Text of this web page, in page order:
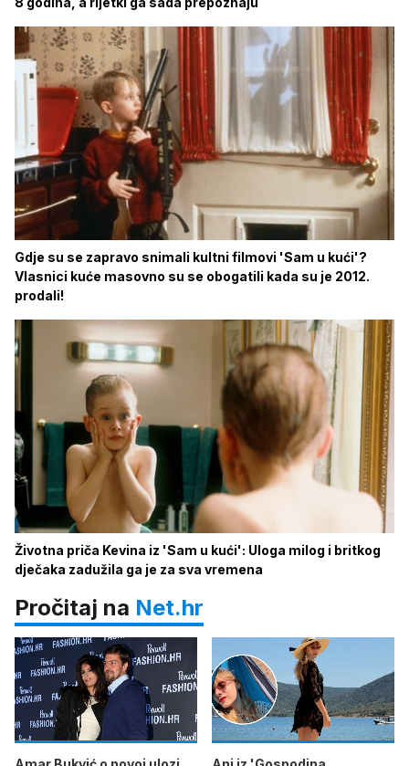
Gdje su se zapravo snimali kultni filmovi 'Sam u kući'?
Vlasnici kuće masovno su se obogatili kada su je 2012.
prodali!
Životna priča Kevina iz 'Sam u kući': Uloga milog i britkog
dječaka zadužila ga je za sva vremena
Pročitaj na Net.hr